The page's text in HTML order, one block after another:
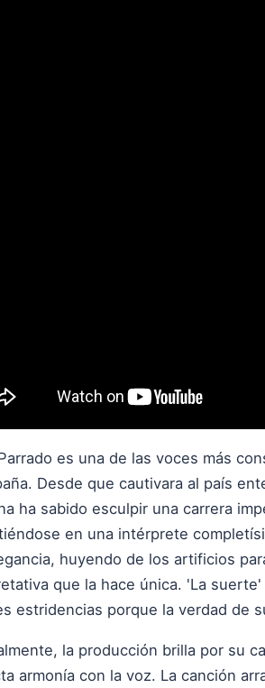
es una de las voces más
Desde que cautivara al país
ha sabido esculpir una carrera
en una intérprete
huyendo de los artificios
que la hace única. 'La
estridencias porque la verdad de
la producción brilla por su
armonía con la voz. La canción